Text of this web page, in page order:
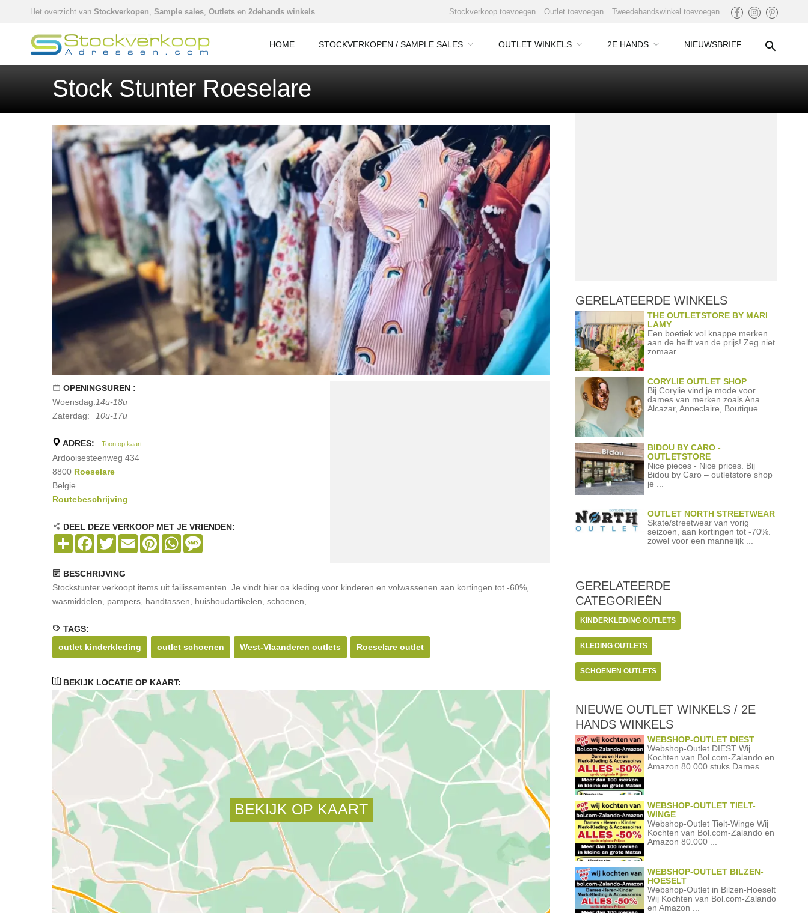
Het overzicht van Stockverkopen, Sample sales, Outlets en 2dehands winkels. Stockverkoop toevoegen Outlet toevoegen Tweedehandswinkel toevoegen
HOME STOCKVERKOPEN / SAMPLE SALES OUTLET WINKELS 2E HANDS NIEUWSBRIEF
Stock Stunter Roeselare
OPENINGSUREN :
Woensdag:14u-18u
Zaterdag:
10u-17u
ADRES: Toon op kaart
Ardooisesteenweg 434
8800 Roeselare
Belgie
Routebeschrijving
DEEL DEZE VERKOOP MET JE VRIENDEN:
Share Facebook
TwitterEmail PinterestWhatsApp
BESCHRIJVING
Stockstunter verkoopt items uit failissementen. Je vindt hier oa kleding voor kinderen en volwassenen aan kortingen tot -60%,
wasmiddelen, pampers, handtassen, huishoudartikelen, schoenen, ....
TAGS:
outlet kinderkleding
outlet schoenen West-Vlaanderen outlets Roeselare outlet
BEKIJK LOCATIE OP KAART:
GERELATEERDE WINKELS
THE OUTLETSTORE BY MARI
LAMY
Een boetiek vol knappe merken
aan de helft van de prijs! Zeg niet
zomaar ...
CORYLIE OUTLET SHOP
Bij Corylie vind je mode voor
dames van merken zoals Ana
Alcazar, Anneclaire, Boutique ...
BIDOU BY CARO -
OUTLETSTORE
Nice pieces - Nice prices. Bij
Bidou by Caro – outletstore shop
je ...
OUTLET NORTH STREETWEAR
Skate/streetwear van vorig
seizoen, aan kortingen tot -70%.
zowel voor een mannelijk ...
GERELATEERDE
CATEGORIEËN
KINDERKLEDING OUTLETS
KLEDING OUTLETS
SCHOENEN OUTLETS
NIEUWE OUTLET WINKELS / 2E
HANDS WINKELS
WEBSHOP-OUTLET DIEST
Webshop-Outlet DIEST Wij
Kochten van Bol.com-Zalando en
Amazon 80.000 stuks Dames ...
WEBSHOP-OUTLET TIELT-
WINGE
Webshop-Outlet Tielt-Winge Wij
Kochten van Bol.com-Zalando en
Amazon 80.000 ...
WEBSHOP-OUTLET BILZEN-
HOESELT
Webshop-Outlet in Bilzen-Hoeselt
Wij Kochten van Bol.com-Zalando
en Amazon ...